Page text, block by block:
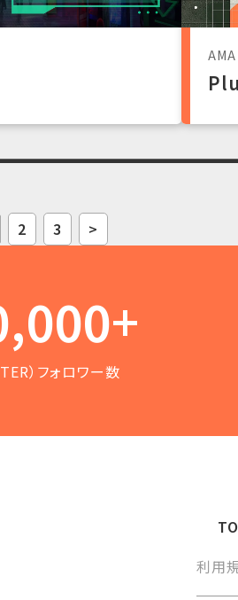
AMA
2 3 >
）フォロワー数
利用